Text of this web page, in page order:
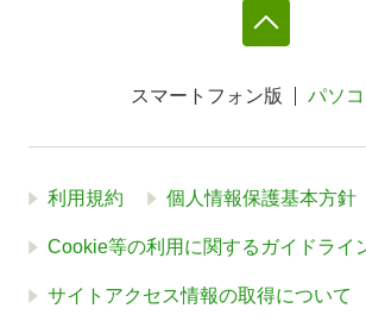
スマートフォン版 パソ
利用規約 個人情報保護基本方針
Cookie等の利用に関するガイドライ
サイトアクセス情報の取得について